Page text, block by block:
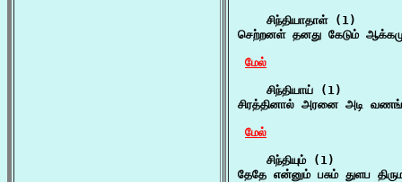
    சிந்தியாதாள் (1)
செற்றனள் தனது கேடும்
மேல்
    சிந்தியாய் (1)
சிரத்தினால் அரனை அடி
மேல்
    சிந்தியும் (1)
தேதே என்னும் பசும் துளப